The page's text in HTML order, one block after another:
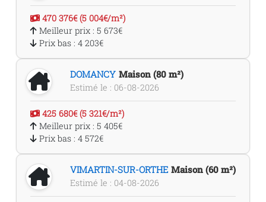
470 376€ (5 004€/m²)
Meilleur prix : 5 673€
Prix bas : 4 203€
DOMANCY Maison (80 m²)
Estimé le : 06-08-2026
425 680€ (5 321€/m²)
Meilleur prix : 5 405€
Prix bas : 4 572€
VIMARTIN-SUR-ORTHE Maison (60 m²)
Estimé le : 04-08-2026